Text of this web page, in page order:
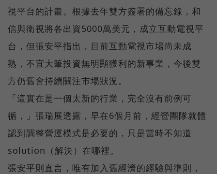
視平台的計畫。根據去年雙方簽署的備忘錄，和
信與衛視將各出資5000萬美元，成立互動電視平
台，但張安平指出，目前互動電視市場尚未成
熟，不宜大筆投資無明顯獲利的新事業，今後雙
方仍舊會持續關注市場狀況。
「這實在是一個太新的行業，完全沒有前例可
循，」張瑞展透露，早在6個月前，經營團隊就體
認到調整營運模式是必要的，只是當時不知道
solution（解決）在哪裡。
張安平則直言，唯有加入舊經濟的經驗與準則，